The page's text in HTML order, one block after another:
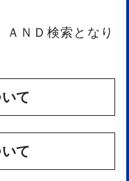
索となり
て
て